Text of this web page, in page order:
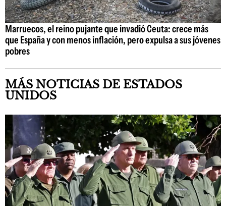
Marruecos, el reino pujante que invadió Ceuta: crece más
que España y con menos inflación, pero expulsa a sus jóvenes
pobres
MÁS NOTICIAS DE ESTADOS
UNIDOS